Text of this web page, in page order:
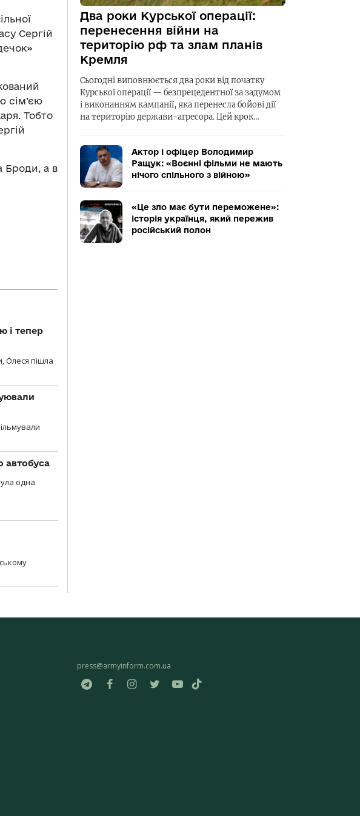
Сергій
сім’єю
Тобто
Броди, а в
і тепер
Олеся пішла
автобуса
одна
Два роки Курської операції:
перенесення війни на
територію рф та злам планів
Кремля
Сьогодні виповнюється два роки від початку
Курської операції — безпрецедентної за задумом
і виконанням кампанії, яка перенесла бойові дії
на територію держави-агресора. Цей крок…
Актор і офіцер Володимир
Ращук: «Воєнні фільми не мають
нічого спільного з війною»
«Це зло має бути переможене»:
історія українця, який пережив
російський полон
press@armyinform.com.ua